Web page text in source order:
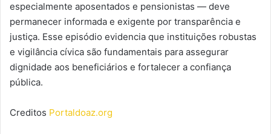
especialmente aposentados e pensionistas — deve
permanecer informada e exigente por transparência e
justiça. Esse episódio evidencia que instituições robustas
e vigilância cívica são fundamentais para assegurar
dignidade aos beneficiários e fortalecer a confiança
pública.
Creditos Portaldoaz.org